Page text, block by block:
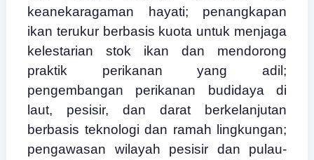
keanekaragaman hayati; penangkapan
ikan terukur berbasis kuota untuk menjaga
kelestarian stok ikan dan mendorong
praktik perikanan yang adil;
pengembangan perikanan budidaya di
laut, pesisir, dan darat berkelanjutan
berbasis teknologi dan ramah lingkungan;
pengawasan wilayah pesisir dan pulau-